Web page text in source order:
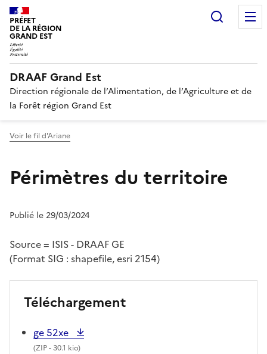
PRÉFET
DE LA RÉGION
GRAND EST
DRAAF Grand Est
Direction régionale de l’Alimentation, de l’Agriculture et de
la Forêt région Grand Est
Voir le fil d'Ariane
Périmètres du territoire
Publié le 29/03/2024
Source = ISIS - DRAAF GE
(Format SIG : shapefile, esri 2154)
Téléchargement
ge 52xe
(ZIP- 30.1 kio)